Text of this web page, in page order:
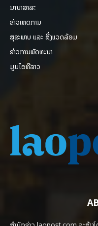
ນານາສາລະ
ຂ່າວເຫດການ
ສຸຂະພາບ ແລະ ສີ່ງແວດລ້ອມ
ຂ່າວການພັດທະນາ
ມູມໄອທີລາວ